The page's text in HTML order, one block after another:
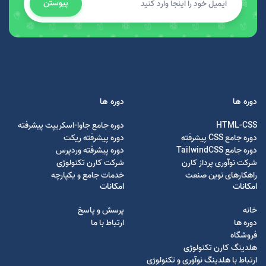
پیوستن
دوره ها
HTML-CSS
دوره جامع CSS پیشرفته
دوره جامع TailwindCSS
شرکت نوآوری پرداز کارن
راهکارهای نوین صنعت
دوره ها
دوره جامع جاوا-اسکریپت پیشرفته
دوره پیشرفته ریکت
دوره پیشرفته وردپرس
شرکت کارن تکنولوژی
خدمات جامع و یکپارچه
امکانات
خانه
دوره ها
فروشگاه
هلدینگ کارن تکنولوژی
ارتباط با هلدینگ نوآوری و تکنولوژی
امکانات
پرسش و پاسخ
ارتباط با ما